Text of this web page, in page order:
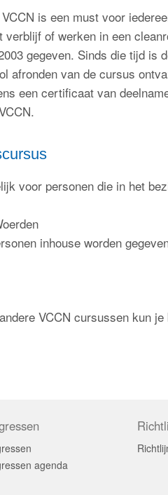
is een must voor
of werken in een
gegeven. Sinds die tijd is
afronden van de cursus
een certificaat van
voor personen die in het
inhouse worden
VCCN cursussen kun
agenda